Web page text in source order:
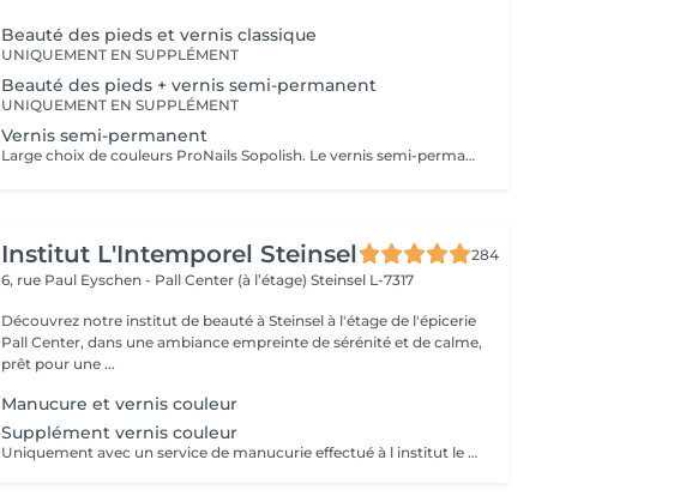
Beauté des pieds et vernis classique
UNIQUEMENT EN SUPPLÉMENT
Beauté des pieds + vernis semi-permanent
UNIQUEMENT EN SUPPLÉMENT
Vernis semi-permanent
Large choix de couleurs ProNails Sopolish. Le vernis semi-permanent a une tenue d'environ 2 semaines sans s'écailler et en gardant sa brillance.
Institut L'Intemporel Steinsel
284
6, rue Paul Eyschen - Pall Center (à l’étage)Steinsel L-7317
Découvrez notre institut de beauté à Steinsel à l'étage de l'épicerie
Pall Center, dans une ambiance empreinte de sérénité et de calme,
prêt pour une ...
Manucure et vernis couleur
Supplément vernis couleur
Uniquement avec un service de manucurie effectué à l institut le même jour .